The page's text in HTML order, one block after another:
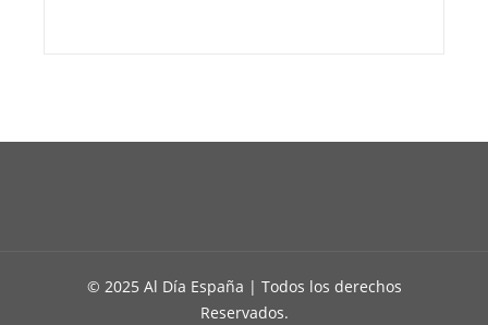
© 2025 Al Día España | Todos los derechos
Reservados.